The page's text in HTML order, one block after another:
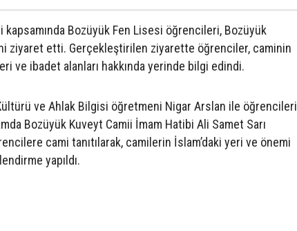
kapsamında Bozüyük Fen Lisesi öğrencileri, Bozüyük
ziyaret etti. Gerçekleştirilen ziyarette öğrenciler, caminin
ve ibadet alanları hakkında yerinde bilgi edindi.
ve Ahlak Bilgisi öğretmeni Nigar Arslan ile öğrencileri
Bozüyük Kuveyt Camii İmam Hatibi Ali Samet Sarı
cami tanıtılarak, camilerin İslam’daki yeri ve önemi
yapıldı.